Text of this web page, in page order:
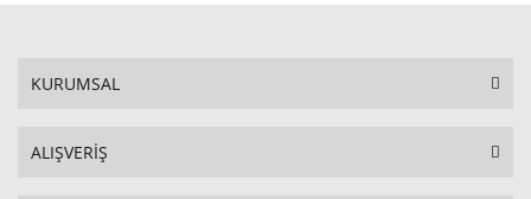
KURUMSAL
ALIŞVERİŞ